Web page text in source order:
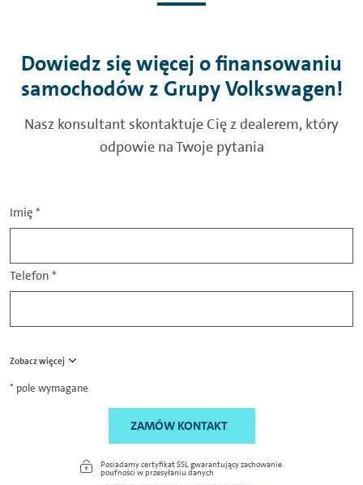
Dowiedz się więcej o finansowaniu
samochodów z Grupy Volkswagen!
Nasz konsultant skontaktuje Cię z dealerem, który
odpowie na Twoje pytania
Imię *
Telefon *
Zobacz więcej
* pole wymagane
ZAMÓW KONTAKT
Posiadamy certyfikat SSL gwarantujący zachowanie
poufności w przesyłaniu danych